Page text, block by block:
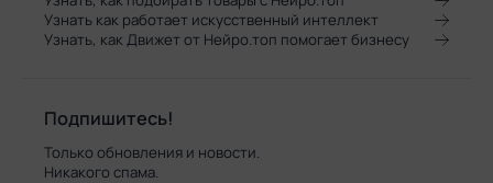
Узнать как работает искусственный интеллект
Узнать, как Движет от Нейро.топ помогает бизнесу
Подпишитесь!
Только обновления и новости.
Никакого спама.